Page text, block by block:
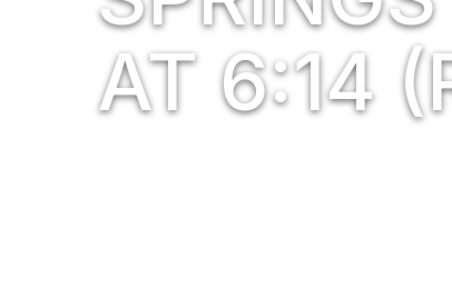
AT 6:14